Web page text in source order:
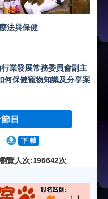
法與保健
業發展常務委員會副主
何保健寵物知識及分享案
目
下 載
覽人次:196642次